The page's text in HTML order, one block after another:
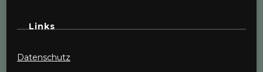
Links
Datenschutz